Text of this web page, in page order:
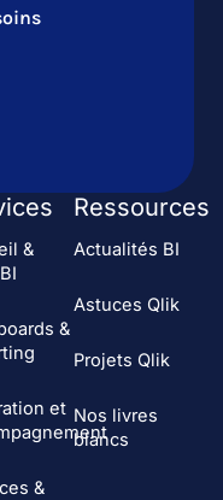
&
&
et
&
Ressources
Actualités BI
Astuces Qlik
Projets Qlik
Nos livres
blancs